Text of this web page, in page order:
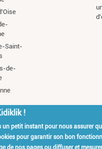
Saint-
de-
Qui est
!
un petit instant pour nous assurer
pour garantir son bon
de nos pages ou diffuser et